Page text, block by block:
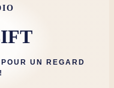
UN REGARD